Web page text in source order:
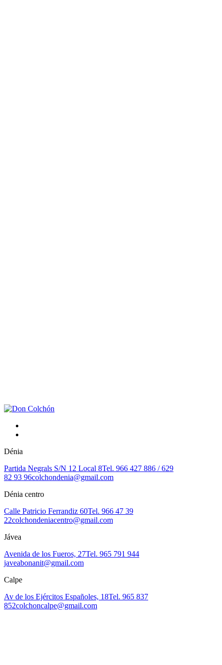
Dénia
Partida Negrals S/N 12 Local 8Tel. 966 427 886 / 629
82 93 96colchondenia@gmail.com
Dénia centro
Calle Patricio Ferrandiz 60Tel. 966 47 39
22colchondeniacentro@gmail.com
Jávea
Avenida de los Fueros, 27Tel. 965 791 944
javeabonanit@gmail.com
Calpe
Av de los Ejércitos Españoles, 18Tel. 965 837
852colchoncalpe@gmail.com